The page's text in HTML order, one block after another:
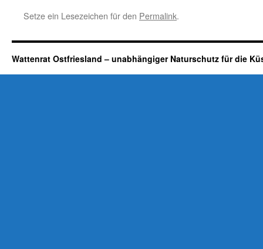
Setze ein Lesezeichen für den Permalink.
Wattenrat Ostfriesland – unabhängiger Naturschutz für die